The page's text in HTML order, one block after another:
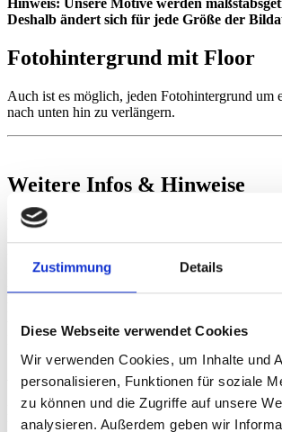
Zustimmung Details
Diese Webseite verwendet Cookies
Wir verwenden Cookies, um Inhalte und
personalisieren, Funktionen für soziale
zu können und die Zugriffe auf unsere
analysieren. Außerdem geben wir
Deshalb ändert sich für jede Größe der
Fotohintergrund mit Floor
Auch ist es möglich, jeden Fotohintergrund um
nach unten hin zu verlängern.
Weitere Infos & Hinweise
Pflegetipps
Unsere Vinyl-Hintergründe lassen sich ganz
feuchten Tuch reinigen. Für hartnäckige
Bedarf auch milde Reinigungsmittel
weichen Tuch abgestaubt werden. Vermeide
Flüssigkeiten, um die Oberfläche und den Druck
Aufbewahrung
Für langanhaltende beste Ergebnisse bewahre
Fotohintergründe stets gerollt oder plan liegend